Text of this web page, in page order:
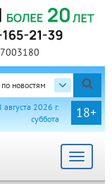
по новостям
18+
августа 2026 г.
суббота
Toggle